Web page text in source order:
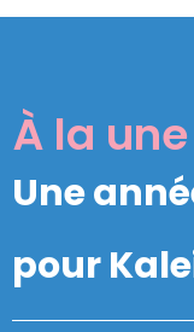
À la
Une
pour